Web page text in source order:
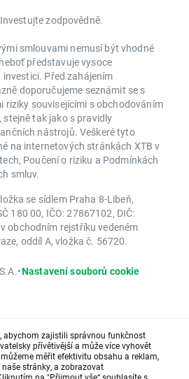
zodpovědně.
smlouvami nemusí být vhodné
představuje vysoce
Před zahájením
doporučujeme seznámit se s
riziky souvisejícími s obchodováním
tak jako s pravidly
nástrojů. Veškeré tyto
na internetových stránkách XTB v
Poučení o riziku a Podmínkách
smluv.
se sídlem Praha 8-Libeň,
180 00, IČO: 27867102, DIČ:
obchodním rejstříku vedeném
oddíl A, vložka č. 56720.
•Nastavení souborů cookie
abychom zajistili správnou funkčnost
přívětivější a může více vyhovět
měřit efektivitu obsahu a reklam,
stránky, a zobrazovat